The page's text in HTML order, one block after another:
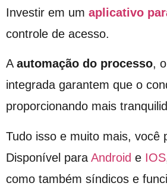
Investir em um aplicativo
controle de acesso.
A automação do processo,
integrada garantem que o
proporcionando mais
Tudo isso e muito mais, você
Disponível para Android e IOS
como também síndicos e